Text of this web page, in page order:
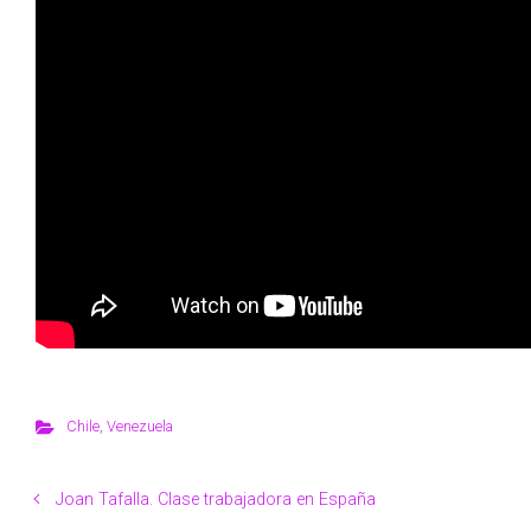
Chile, Venezuela
Joan Tafalla. Clase trabajadora en España